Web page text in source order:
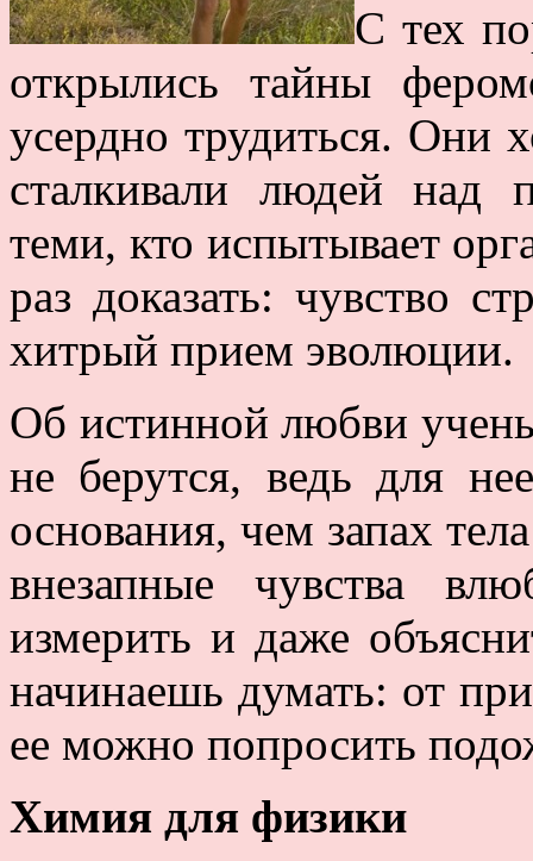
С тех
открылись тайны
усердно трудиться. Они
сталкивали людей над
теми, кто испытывает
раз доказать: чувство
хитрый прием эволюции.
Об истинной любви
не берутся, ведь для
основания, чем запах
внезапные чувства
измерить и даже
начинаешь думать: от
ее можно попросить
Химия для физики